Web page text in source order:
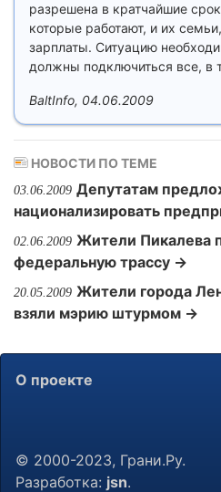
разрешена в кратчайшие
которые работают, и их
зарплаты. Ситуацию
должны подключиться все, в
BaltInfo, 04.06.2009
НОВОСТИ ПО ТЕМЕ
03.06.2009 Депутатам
национализировать
02.06.2009 Жители Пикалева
федеральную трассу →
20.05.2009 Жители города
взяли мэрию штурмом →
О проекте
© 2000-2023, Грани.Ру.
Разработка: jsn.